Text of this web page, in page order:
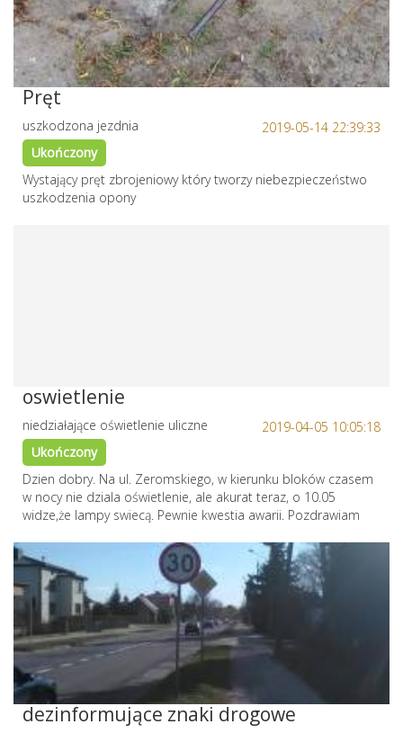
Pręt
2019-05-14 22:39:33
uszkodzona jezdnia
Ukończony
Wystający pręt zbrojeniowy który tworzy niebezpieczeństwo
uszkodzenia opony
oswietlenie
2019-04-05 10:05:18
niedziałające oświetlenie uliczne
Ukończony
Dzien dobry. Na ul. Zeromskiego, w kierunku bloków czasem
w nocy nie dziala oświetlenie, ale akurat teraz, o 10.05
widze,że lampy swiecą. Pewnie kwestia awarii. Pozdrawiam
dezinformujące znaki drogowe